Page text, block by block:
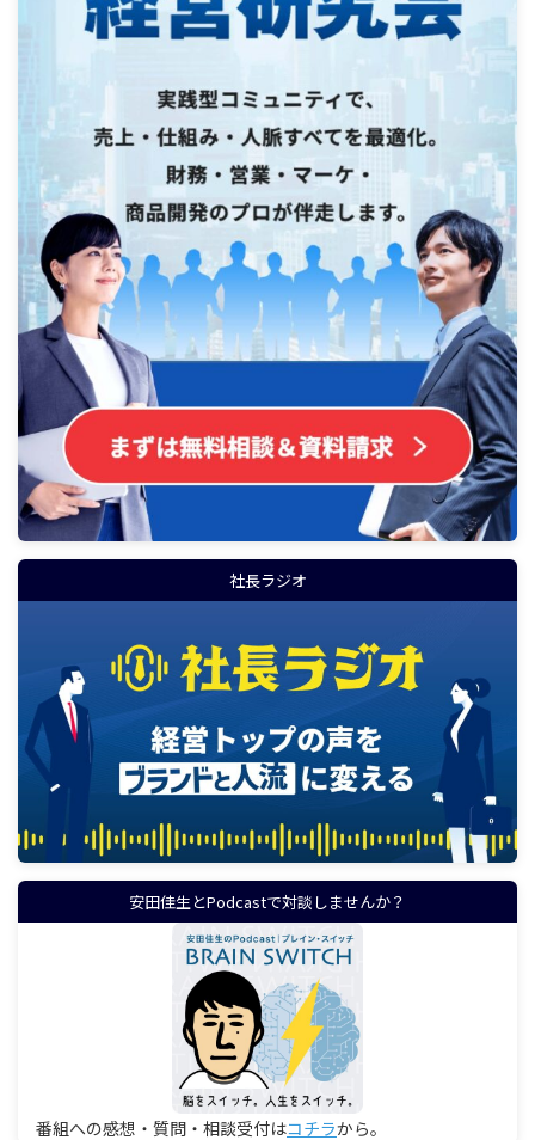
社長ラジオ
安田佳生とPodcastで対談しませんか？
番組への感想・質問・相談受付はコチラから。